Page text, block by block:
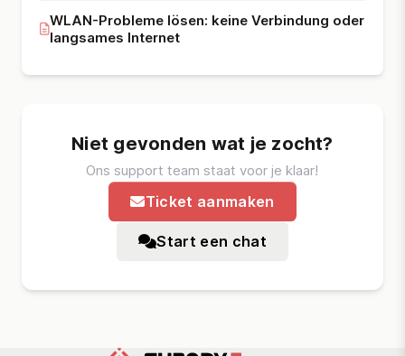
WLAN-Probleme lösen: keine Verbindung oder
langsames Internet
Niet gevonden wat je zocht?
Ons support team staat voor je klaar!
Ticket aanmaken
Start een chat